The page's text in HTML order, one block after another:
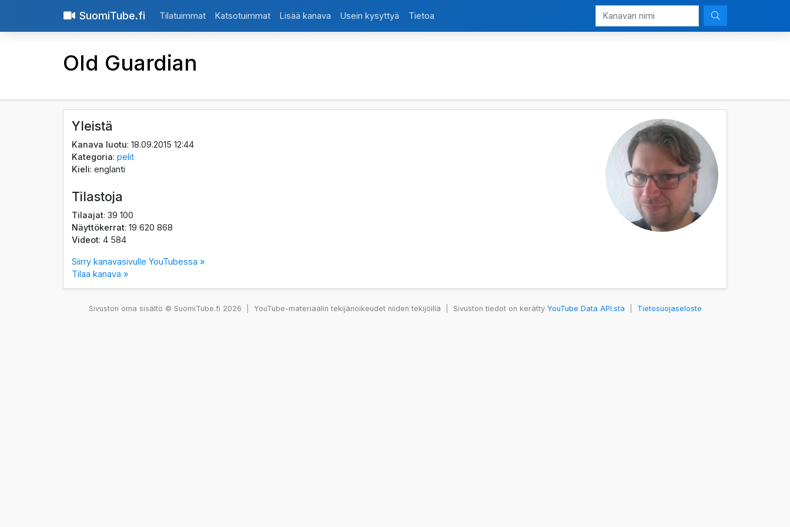
SuomiTube.fi Tilatuimmat Katsotuimmat Lisää kanava Usein kysyttyä Tietoa
Old Guardian
Yleistä
Kanava luotu: 18.09.2015 12:44
Kategoria:pelit
Kieli: englanti
Tilastoja
Tilaajat: 39 100
Näyttökerrat: 19 620 868
Videot: 4 584
Siirry kanavasivulle YouTubessa »
Tilaa kanava »
Sivuston oma sisältö © SuomiTube.fi 2026 YouTube-materiaalin tekijänoikeudet niiden tekijöillä Sivuston tiedot on kerätty YouTube Data API:sta Tietosuojaseloste